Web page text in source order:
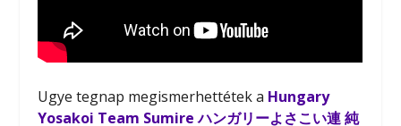
Ugye tegnap megismerhettétek a Hungary
Yosakoi Team Sumire ハンガリーよさこい連 純